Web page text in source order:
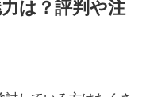
は？評判や注